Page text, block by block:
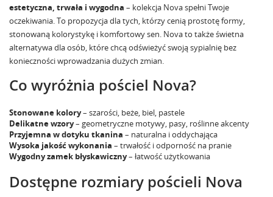
estetyczna, trwała i wygodna – kolekcja Nova spełni Twoje
oczekiwania. To propozycja dla tych, którzy cenią prostotę formy,
stonowaną kolorystykę i komfortowy sen. Nova to także świetna
alternatywa dla osób, które chcą odświeżyć swoją sypialnię bez
konieczności wprowadzania dużych zmian.
Co wyróżnia pościel Nova?
Stonowane kolory– szarości, beże, biel, pastele
Delikatne wzory– geometryczne motywy, pasy, roślinne akcenty
Przyjemna w dotyku tkanina – naturalna i oddychająca
Wysoka jakość wykonania – trwałość i odporność na pranie
Wygodny zamek błyskawiczny– łatwość użytkowania
Dostępne rozmiary pościeli Nova